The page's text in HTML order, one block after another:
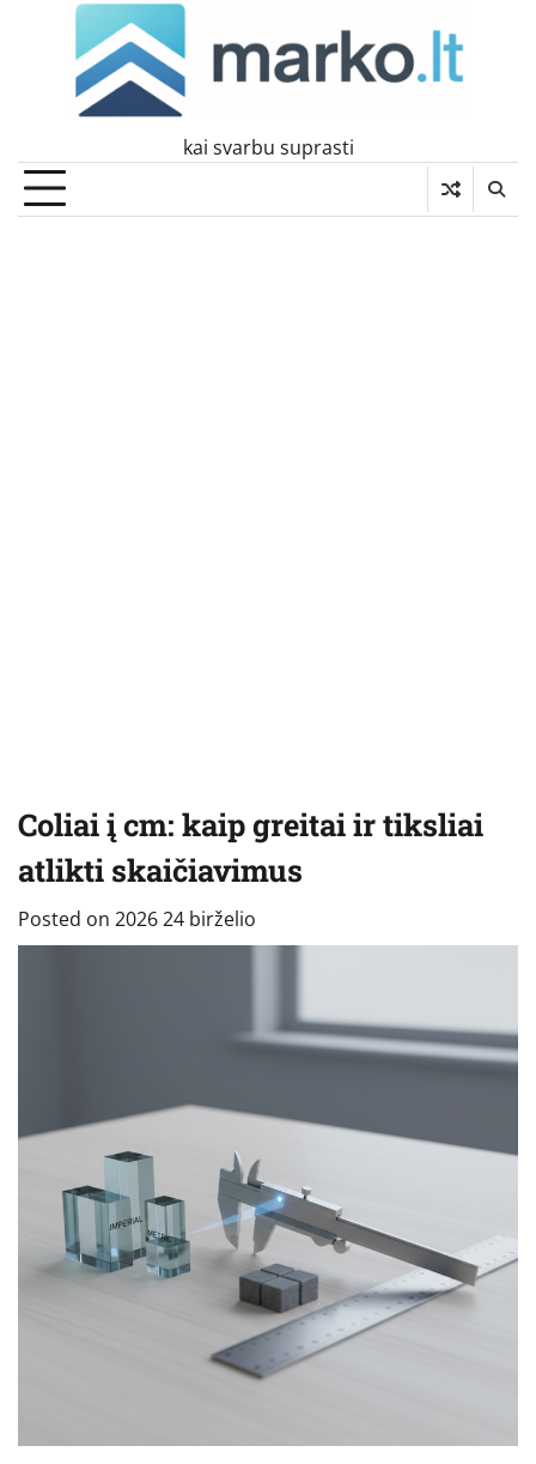
kai svarbu suprasti
Coliai į cm: kaip greitai ir tiksliai
atlikti skaičiavimus
Posted on 2026 24 birželio